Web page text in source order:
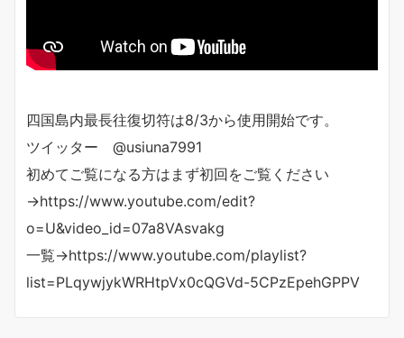
四国島内最長往復切符は8/3から使用開始です。
ツイッター @usiuna7991
初めてご覧になる方はまず初回をご覧ください
→https://www.youtube.com/edit?
o=U&video_id=07a8VAsvakg
一覧→https://www.youtube.com/playlist?
list=PLqywjykWRHtpVx0cQGVd-5CPzEpehGPPV